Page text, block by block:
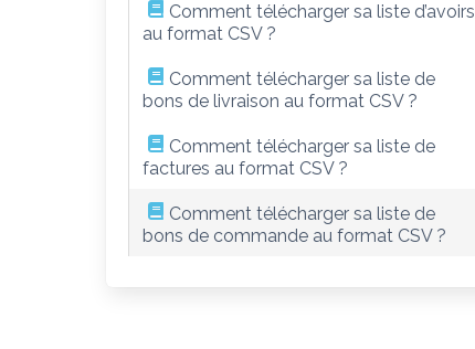
Comment télécharger sa liste d’avoirs
au format CSV ?
Comment télécharger sa liste de
bons de livraison au format CSV ?
Comment télécharger sa liste de
factures au format CSV ?
Comment télécharger sa liste de
bons de commande au format CSV ?